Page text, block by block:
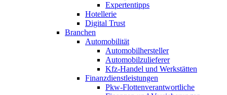
Expertentipps
Hotellerie
Digital Trust
Branchen
Automobilität
Automobilhersteller
Automobilzulieferer
Kfz-Handel und Werkstätten
Finanzdienstleistungen
Pkw‑Flottenverantwortliche